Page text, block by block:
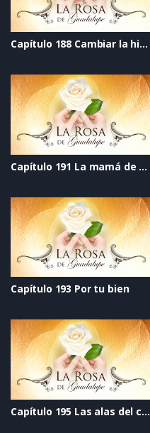
Capítulo 188 Cambiar la historia
Capítulo 191 La mamá de mi mejor amigo
Capítulo 193 Por tu bien
Capítulo 195 Las alas del cisne